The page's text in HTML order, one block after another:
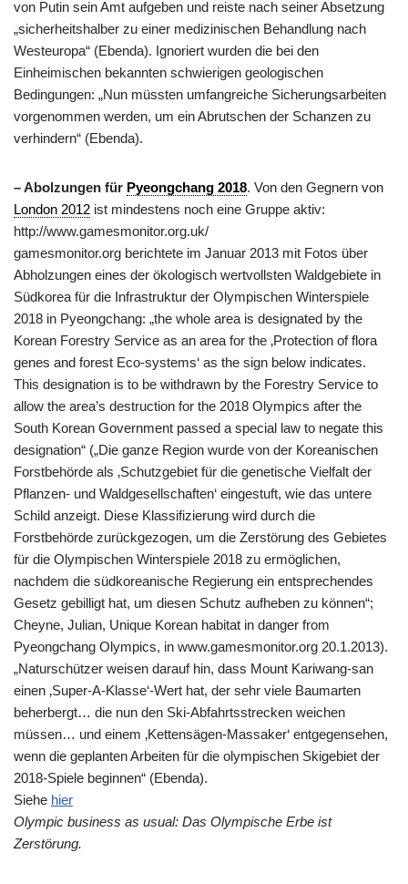
von Putin sein Amt aufgeben und reiste nach seiner Absetzung
„sicherheitshalber zu einer medizinischen Behandlung nach
Westeuropa“ (Ebenda). Ignoriert wurden die bei den
Einheimischen bekannten schwierigen geologischen
Bedingungen: „Nun müssten umfangreiche Sicherungsarbeiten
vorgenommen werden, um ein Abrutschen der Schanzen zu
verhindern“ (Ebenda).
– Abolzungen für Pyeongchang 2018. Von den Gegnern von
London 2012 ist mindestens noch eine Gruppe aktiv:
http://www.gamesmonitor.org.uk/
gamesmonitor.org berichtete im Januar 2013 mit Fotos über
Abholzungen eines der ökologisch wertvollsten Waldgebiete in
Südkorea für die Infrastruktur der Olympischen Winterspiele
2018 in Pyeongchang: „the whole area is designated by the
Korean Forestry Service as an area for the ‚Protection of flora
genes and forest Eco-systems‘ as the sign below indicates.
This designation is to be withdrawn by the Forestry Service to
allow the area’s destruction for the 2018 Olympics after the
South Korean Government passed a special law to negate this
designation“ („Die ganze Region wurde von der Koreanischen
Forstbehörde als ‚Schutzgebiet für die genetische Vielfalt der
Pflanzen- und Waldgesellschaften‘ eingestuft, wie das untere
Schild anzeigt. Diese Klassifizierung wird durch die
Forstbehörde zurückgezogen, um die Zerstörung des Gebietes
für die Olympischen Winterspiele 2018 zu ermöglichen,
nachdem die südkoreanische Regierung ein entsprechendes
Gesetz gebilligt hat, um diesen Schutz aufheben zu können“;
Cheyne, Julian, Unique Korean habitat in danger from
Pyeongchang Olympics, in www.gamesmonitor.org 20.1.2013).
„Naturschützer weisen darauf hin, dass Mount Kariwang-san
einen ‚Super-A-Klasse‘-Wert hat, der sehr viele Baumarten
beherbergt… die nun den Ski-Abfahrtsstrecken weichen
müssen… und einem ‚Kettensägen-Massaker‘ entgegensehen,
wenn die geplanten Arbeiten für die olympischen Skigebiet der
2018-Spiele beginnen“ (Ebenda).
Siehe hier
Olympic business as usual: Das Olympische Erbe ist
Zerstörung.